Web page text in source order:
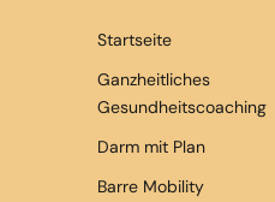
Startseite
Ganzheitliches
Gesundheitscoaching
Darm mit Plan
Barre Mobility